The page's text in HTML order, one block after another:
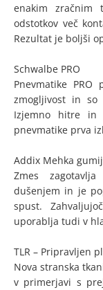
enakim zračnim
odstotkov več
Rezultat je boljši
Schwalbe PRO
Pnevmatike PRO
zmogljivost in so
Izjemno hitre in
pnevmatike prva
Addix Mehka
Zmes
dušenjem in je
spust.
uporablja tudi v
TLR – Pripravljen
Nova stranska
v primerjavi s